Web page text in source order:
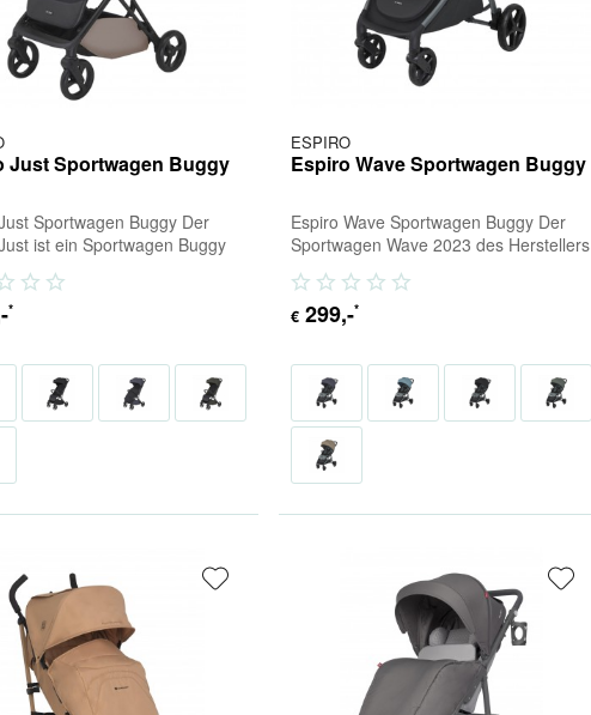
Just Sportwagen Buggy
Sportwagen Buggy Der
ist ein Sportwagen Buggy
*
ESPIRO
Espiro Wave Sportwagen Buggy
Espiro Wave Sportwagen Buggy Der
Sportwagen Wave 2023 des Herstellers
Schon...
€ 299,-*